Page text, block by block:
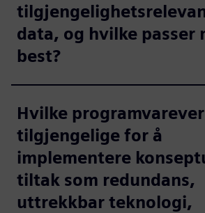
data, og hvilke passer
best?
Hvilke
tilgjengelige for å
implementere
tiltak som redundans,
uttrekkbar teknologi,